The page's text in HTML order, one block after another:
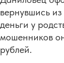
вернувшись
деньги у
мошенников
рублей.